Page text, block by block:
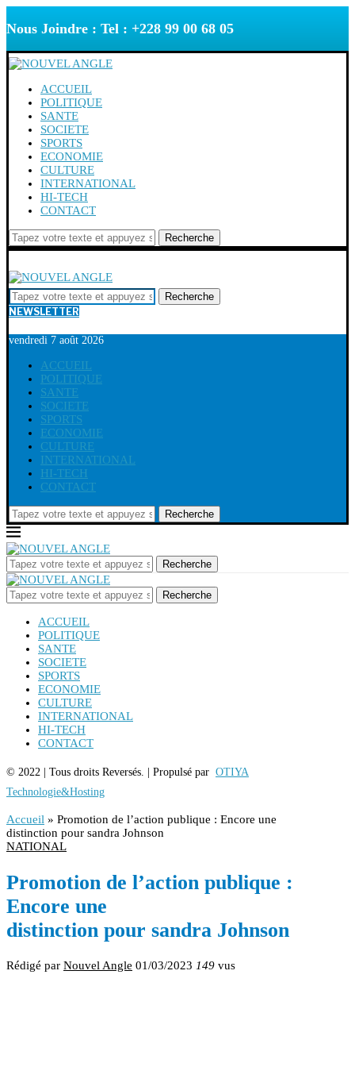
Nous Joindre : Tel : +228 99 00 68 05
ACCUEIL
POLITIQUE
SANTE
SOCIETE
SPORTS
ECONOMIE
CULTURE
INTERNATIONAL
HI-TECH
CONTACT
Recherche
Recherche
NEWSLETTER
vendredi 7 août 2026
ACCUEIL
POLITIQUE
SANTE
SOCIETE
SPORTS
ECONOMIE
CULTURE
INTERNATIONAL
HI-TECH
CONTACT
Recherche
Recherche
Recherche
ACCUEIL
POLITIQUE
SANTE
SOCIETE
SPORTS
ECONOMIE
CULTURE
INTERNATIONAL
HI-TECH
CONTACT
© 2022 | Tous droits Reversés. | Propulsé par OTIYA
Technologie&Hosting
Accueil » Promotion de l’action publique : Encore une
distinction pour sandra Johnson
NATIONAL
Promotion de l’action publique :
Encore une
distinction pour sandra Johnson
Rédigé par Nouvel Angle 01/03/2023 149 vus